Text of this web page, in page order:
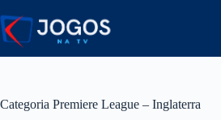
para
o
conteúdo
Categoria Premiere League – Inglaterra